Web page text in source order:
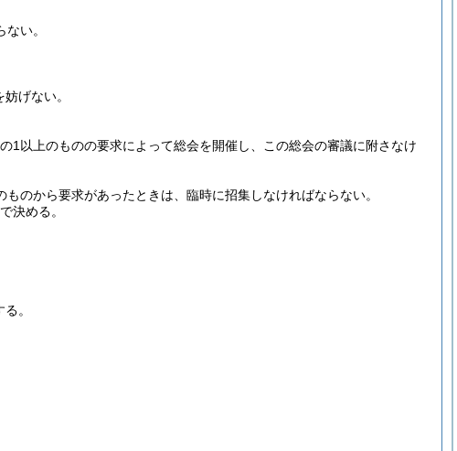
い。
げない。
1以上のものの要求によって総会を開催し、この総会の審議に附さなけ
のから要求があったときは、臨時に招集しなければならない。
決める。
。